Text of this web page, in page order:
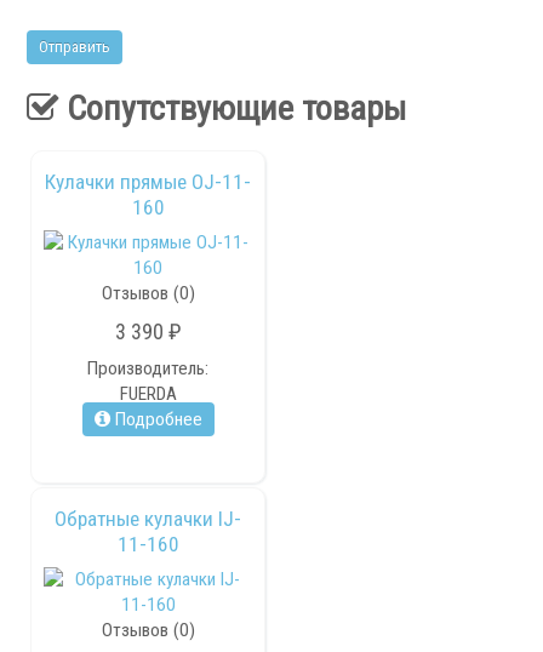
Сервис станков
Сервисное обслуживание станков
Выполненные проекты
Сопутствующие товары
Кулачки прямые OJ-11-
160
Отзывов (0)
3 390 ₽
Производитель:
FUERDA
Подробнее
Обратные кулачки IJ-
11-160
Отзывов (0)